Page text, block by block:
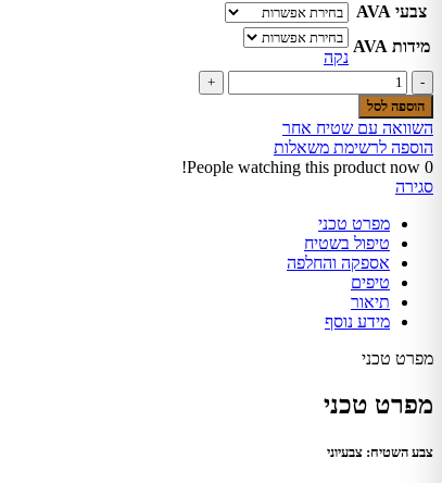
צבעי AVA
מידות AVA
נקה
הוספה לסל
השוואה עם שטיח אחר
הוספה לרשימת משאלות
0
People watching this product now!
סגירה
מפרט טכני
טיפול בשטיח
אספקה והחלפה
טיפים
תיאור
מידע נוסף
מפרט טכני
מפרט טכני
צבע השטיח: צבעיוני